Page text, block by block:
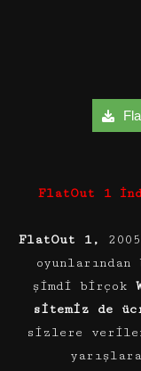
FlatOut 1
FlatOut 1,
şimdi birçok
sitemiz de
sizlere